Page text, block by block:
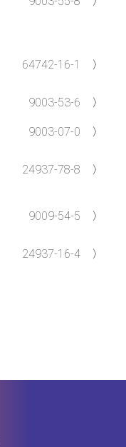
64742-16-1 〉
9003-53-6 〉
9003-07-0 〉
24937-78-8 〉
9009-54-5 〉
24937-16-4 〉